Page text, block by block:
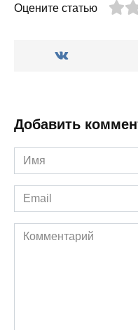
Оцените статью
Добавить
Имя
*
Email
*
Комментарий